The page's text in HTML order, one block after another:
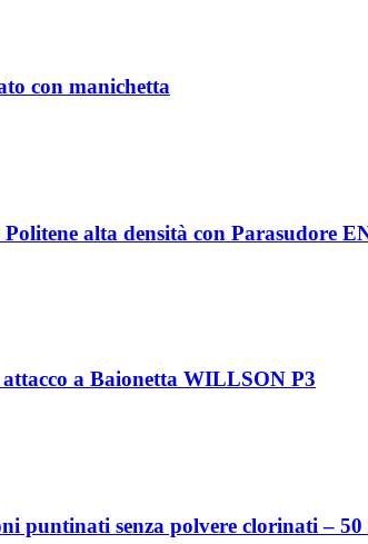
con manichetta
alta densità con Parasudore
a Baionetta WILLSON P3
puntinati senza polvere clorinati – 50